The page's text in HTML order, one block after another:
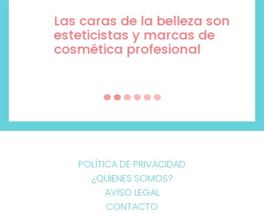
Las caras de la belleza son
esteticistas y marcas de
cosmética profesional
POLÍTICA DE PRIVACIDAD
¿QUIENES SOMOS?
AVISO LEGAL
CONTACTO